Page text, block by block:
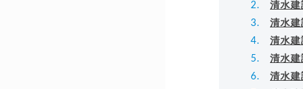
清水建
清水建
清水建
清水建
清水建